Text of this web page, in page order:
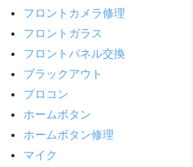
フロントカメラ修理
フロントガラス
フロントパネル交換
ブラックアウト
プロコン
ホームボタン
ホームボタン修理
マイク